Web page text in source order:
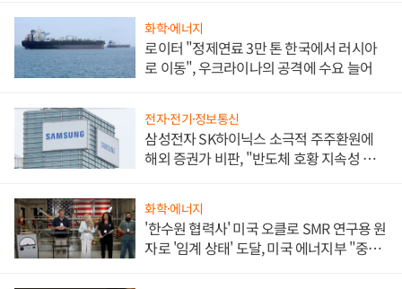
화학·에너지
로이터 "정제연료 3만 톤 한국에서 러시아
로 이동", 우크라이나의 공격에 수요 늘어
전자·전기·정보통신
삼성전자 SK하이닉스 소극적 주주환원에
해외 증권가 비판, "반도체 호황 지속성 의
화학·에너지
'한수원 협력사' 미국 오클로 SMR 연구용 원
자로 '임계 상태' 도달, 미국 에너지부 "중요